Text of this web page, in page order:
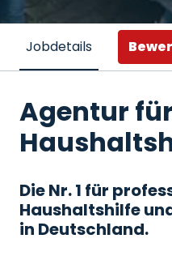
Jobdetails
Agentur für
Die Nr. 1 für
Haushaltshilfe
in Deutschland.